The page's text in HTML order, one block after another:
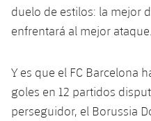
Clasificaciones
VALORANT Rising
eFootball
duelo de estilos: la mejor
enfrentará al mejor ataque.
Y es que el FC Barcelona
goles en 12 partidos
perseguidor, el Borussia